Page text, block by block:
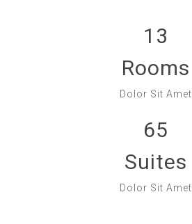
13
Rooms
Dolor Sit Amet
65
Suites
Dolor Sit Amet